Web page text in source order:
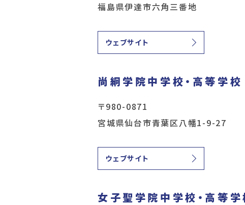
福島県伊達市六角三番地
ウェブサイト
尚絅学院中学校・高等学校
〒980-0871
宮城県仙台市青葉区八幡1-9-27
ウェブサイト
女子聖学院中学校・高等学